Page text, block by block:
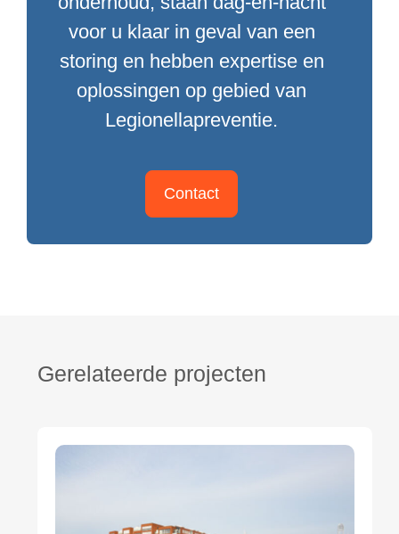
voor u klaar in geval van een
storing en hebben expertise en
oplossingen op gebied van
Legionellapreventie.
Contact
Gerelateerde projecten